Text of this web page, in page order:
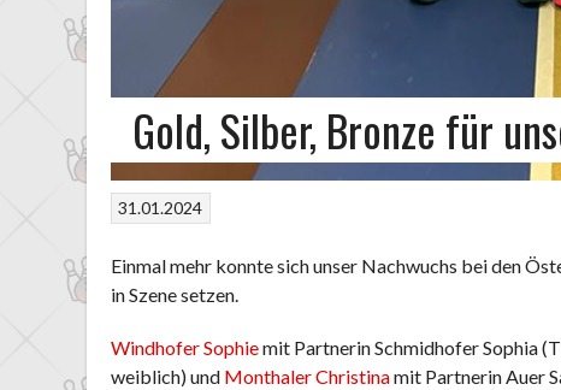
Gold, Silber, Bronze für
31.01.2024
Einmal mehr konnte sich unser Nachwuchs bei den
in Szene setzen.
Windhofer Sophiemit Partnerin Schmidhofer Sophia
weiblich) und Monthaler Christinamit Partnerin Auer